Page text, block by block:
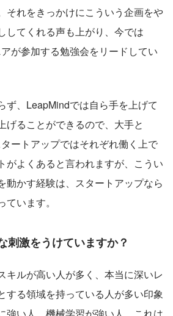
それをきっかけにこういう企画をや
してくれる声も上がり、今では
が参加する勉強会をリードしてい
ず、LeapMindでは自ら手を上げて
げることができるので、大手と
ートアップではそれぞれ働く上で
がよくあると言われますが、こうい
動かす経験は、スタートアップなら
います。
刺激をうけていますか？
キルが高い人が多く、本当に深いレ
する領域を持っている人が多い印象
強い人、機械学習が強い人、これは